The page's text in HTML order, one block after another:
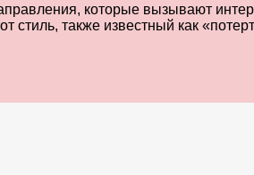
которые вызывают
также известный как